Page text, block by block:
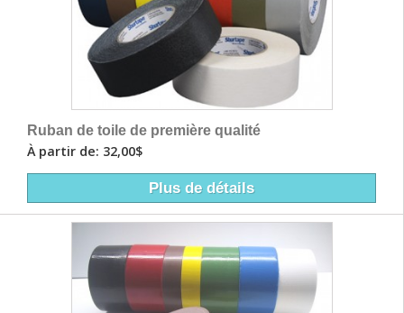
Ruban de toile de première qualité
À partir de: 32,00$
Plus de détails